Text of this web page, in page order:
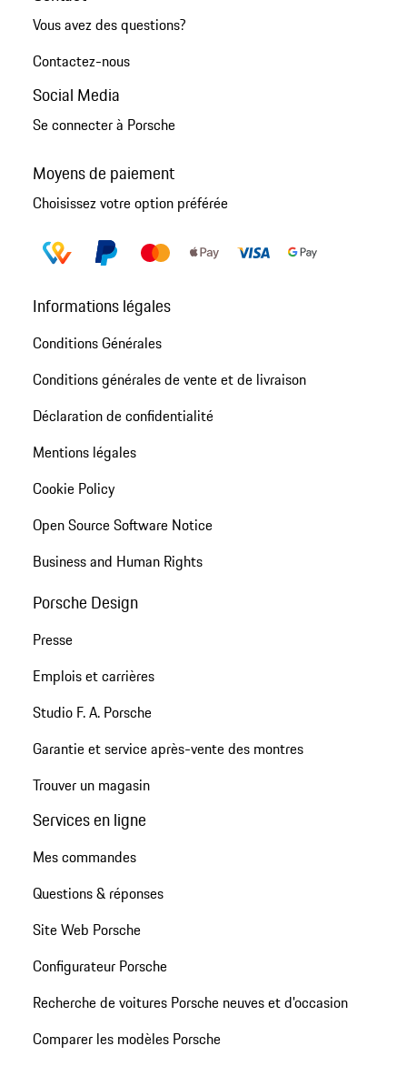
Vous avez des questions?
Contactez-nous
Social Media
Se connecter à Porsche
Moyens de paiement
Choisissez votre option préférée
Informations légales
Conditions Générales
Conditions générales de vente et de livraison
Déclaration de confidentialité
Mentions légales
Cookie Policy
Open Source Software Notice
Business and Human Rights
Porsche Design
Presse
Emplois et carrières
Studio F. A. Porsche
Garantie et service après-vente des montres
Trouver un magasin
Services en ligne
Mes commandes
Questions & réponses
Site Web Porsche
Configurateur Porsche
Recherche de voitures Porsche neuves et d'occasion
Comparer les modèles Porsche